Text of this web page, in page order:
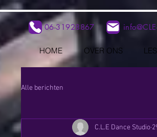
06-31928867
HOME OVER ONS
Alle berichten
C.L.E Dance Studio